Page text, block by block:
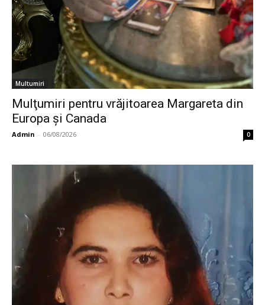
Multumiri
Mulţumiri pentru vrăjitoarea Margareta din
Europa și Canada
Admin - 06/08/2026 0